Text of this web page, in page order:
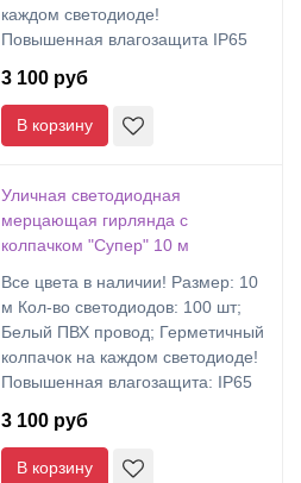
каждом светодиоде!
Повышенная влагозащита IP65
3 100 руб
В корзину
Уличная светодиодная
мерцающая гирлянда с
колпачком "Супер" 10 м
Все цвета в наличии! Размер: 10
м Кол-во светодиодов: 100 шт;
Белый ПВХ провод; Герметичный
колпачок на каждом светодиоде!
Повышенная влагозащита: IP65
3 100 руб
В корзину